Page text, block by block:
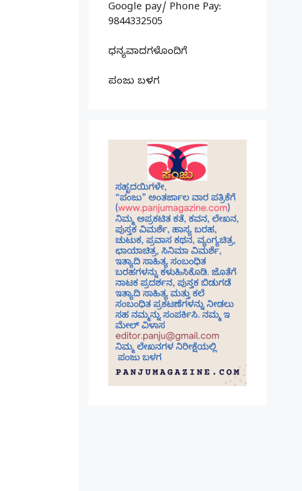
Google pay/ Phone Pay:
9844332505
ಧನ್ಯವಾದಗಳೊಂದಿಗೆ
ಪಂಜು ಬಳಗ